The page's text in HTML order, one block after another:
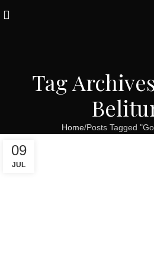
Tag
Home Posts Tagged
09
JUL